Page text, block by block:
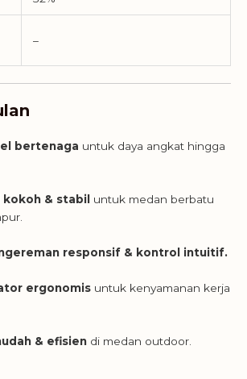
–
bertenaga untuk daya angkat hingga
& stabil untuk medan berbatu
responsif & kontrol intuitif.
ergonomis untuk kenyamanan kerja
& efisien di medan outdoor.